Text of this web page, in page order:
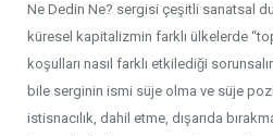
Ne Dedin Ne? sergisi çeşitli sanatsal
küresel kapitalizmin farklı ülkelerde
koşulları nasıl farklı etkilediği
bile serginin ismi süje olma ve süje
istisnacılık, dahil etme, dışarıda